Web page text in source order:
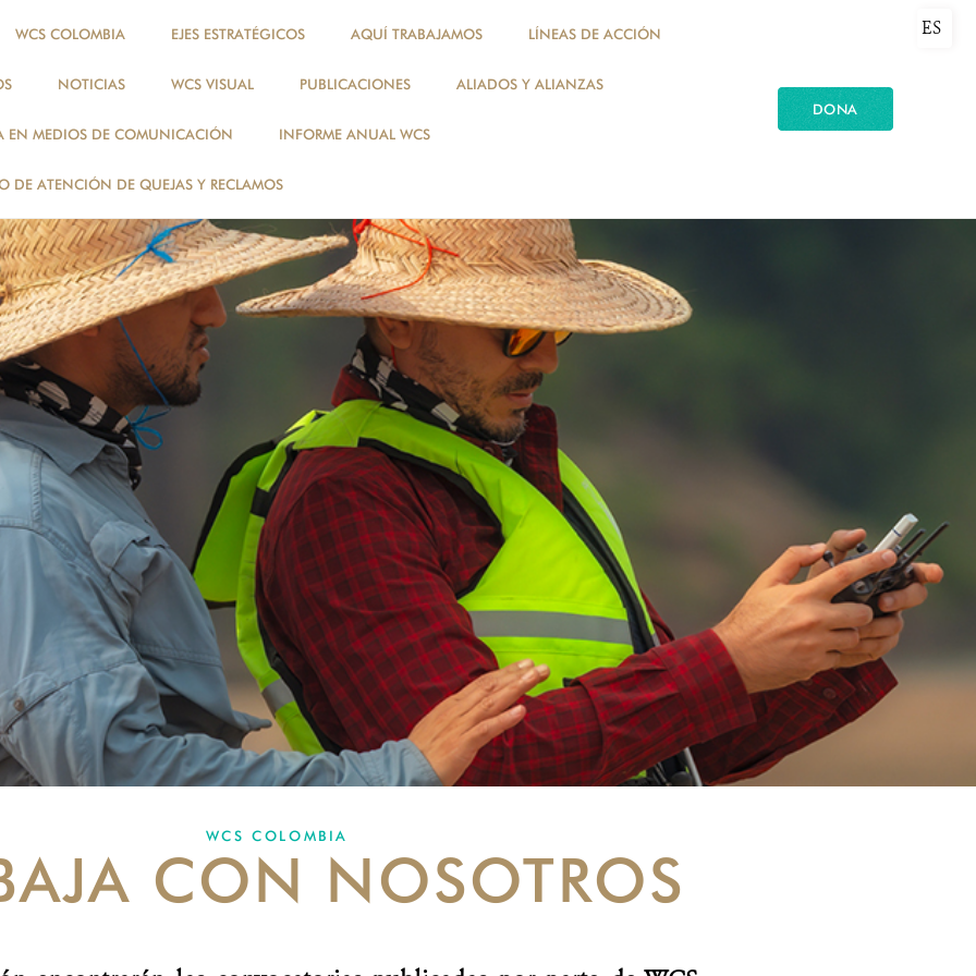
WCS COLOMBIA EJES ESTRATÉGICOS AQUÍ TRABAJAMOS LÍNEAS DE ACCIÓN
NOTICIAS WCS VISUAL PUBLICACIONES ALIADOS Y ALIANZAS
EN MEDIOS DE COMUNICACIÓN INFORME ANUAL WCS
DE ATENCIÓN DE QUEJAS Y RECLAMOS
DONA
ES
WCS COLOMBIA
CON NOSOTROS